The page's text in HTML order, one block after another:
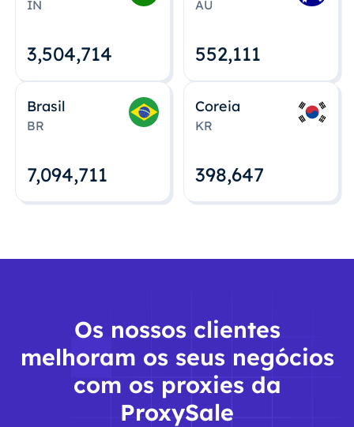
IN
3,504,715
AU
552,112
Brasil
BR
7,094,712
Coreia
KR
398,648
Os nossos clientes
melhoram os seus negócios
com os proxies da
ProxySale